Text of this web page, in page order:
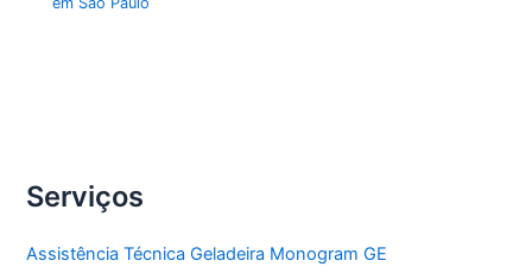
Serviços
Assistência Técnica Geladeira Monogram GE